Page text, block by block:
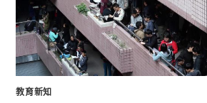
教育新知